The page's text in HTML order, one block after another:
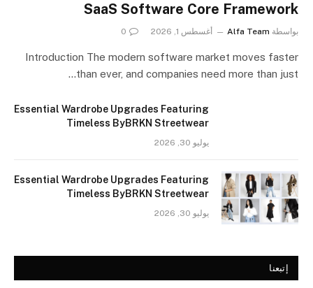
SaaS Software Core Framework
بواسطة Alfa Team أغسطس 1, 2026 0
Introduction The modern software market moves faster
than ever, and companies need more than just…
Essential Wardrobe Upgrades Featuring
Timeless ByBRKN Streetwear
يوليو 30, 2026
Essential Wardrobe Upgrades Featuring
Timeless ByBRKN Streetwear
يوليو 30, 2026
إتبعنا